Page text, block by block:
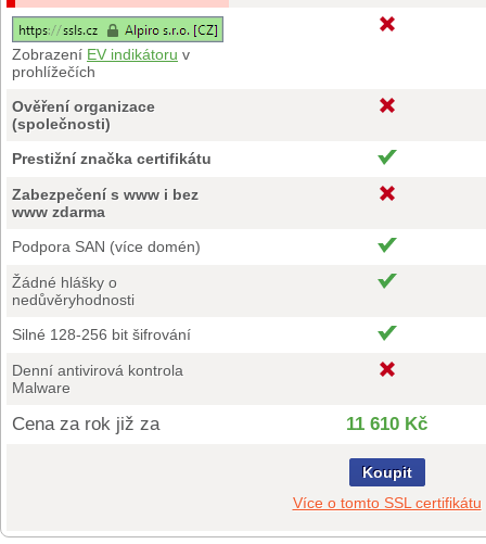
Zobrazení EV indikátoru v
prohlížečích
Ověření organizace
(společnosti)
Prestižní značka certifikátu
Zabezpečení s www i bez
www zdarma
Podpora SAN (více domén)
Žádné hlášky o
nedůvěryhodnosti
Silné 128-256 bit šifrování
Denní antivirová kontrola
Malware
Cena za rok již za 11 610 Kč
Koupit
Více o tomto SSL certifikátu